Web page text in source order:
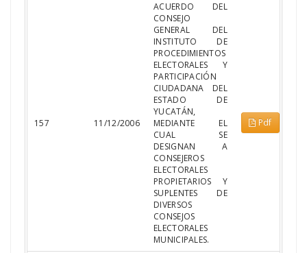
157 11/12/2006
ACUERDO DEL
CONSEJO
GENERAL DEL
INSTITUTO DE
PROCEDIMIENTOS
ELECTORALES Y
PARTICIPACIÓN
CIUDADANA DEL
ESTADO DE
YUCATÁN,
MEDIANTE EL
CUAL SE
DESIGNAN A
CONSEJEROS
ELECTORALES
PROPIETARIOS Y
SUPLENTES DE
DIVERSOS
CONSEJOS
ELECTORALES
MUNICIPALES.
Pdf